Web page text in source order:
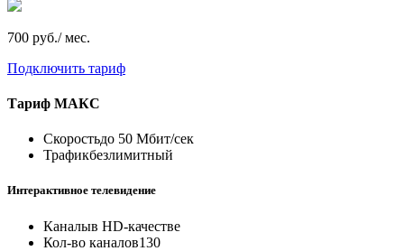
700 руб./ мес.
Подключить тариф
Тариф МАКС
Скоростьдо 50 Мбит/сек
Трафикбезлимитный
Интерактивное телевидение
Каналыв HD-качестве
Кол-во каналов130